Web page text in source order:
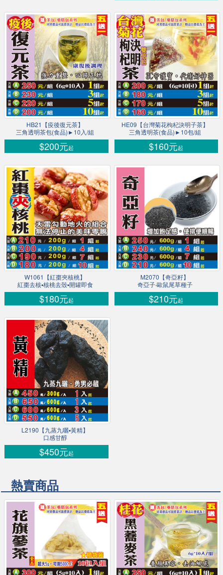
HB21【疫後復元茶】
三角透明茶包(食品)►10入/組
$200元起
HE09【台灣菊花枸杞決明子茶】
三角透明茶(食品)►10包/組
$160元起
W1061【紅棗夾核桃】
紅棗去核▪核桃去殼▪開罐即食
$180元起
M2070【奇亞籽】
奇亞子‧歐鼠尾草種子
$210元起
L2190【九蒸九曬▪黃精】
口感甘醇
$450元起
熱賣商品